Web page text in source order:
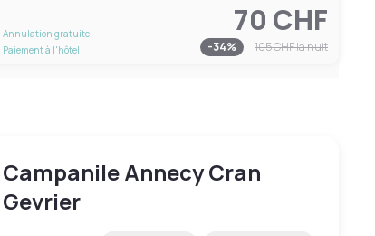
Annulation gratuite
Paiement à l'hôtel
70 CHF
-34% 105 CHFla nuit
Campanile Annecy Cran
Gevrier